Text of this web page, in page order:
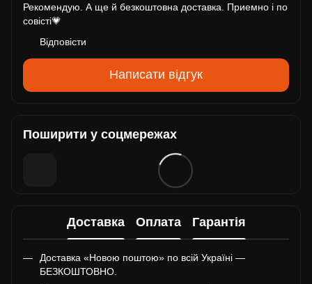
Рекомендую. А ще й безкоштовна доставка. Приемно i по
совiстi💗
Відповісти
Написати відгук
Поширити у соцмережах
Доставка Оплата Гарантія
Доставка «Новою поштою» по всій Україні —
БЕЗКОШТОВНО.